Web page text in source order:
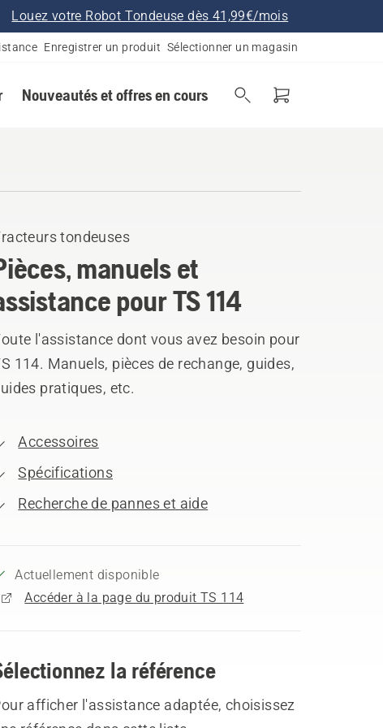
Louez votre Robot Tondeuse dès 41,99€/mois
Enregistrer un produit Sélectionner un magasin
Nouveautés et offres en cours
tondeuses
manuels et
pour TS 114
l'assistance dont vous avez besoin pour
114. Manuels, pièces de rechange, guides,
pratiques, etc.
Accessoires
Spécifications
Recherche de pannes et aide
Actuellement disponible
Accéder à la page du produit TS 114
la référence
afficher l'assistance adaptée, choisissez